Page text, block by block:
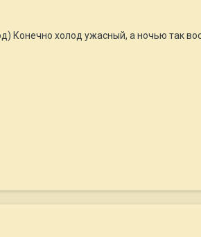
Конечно холод ужасный, а ночью так